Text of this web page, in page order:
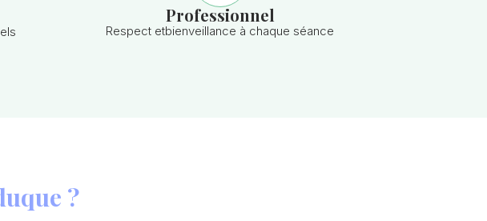
Professionnel
Respect etbienveillance à chaque séance
?